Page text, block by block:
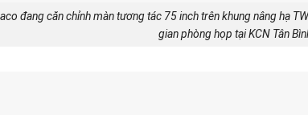
đang căn chỉnh màn tương tác 75 inch trên khung nâng hạ
gian phòng họp tại KCN Tân